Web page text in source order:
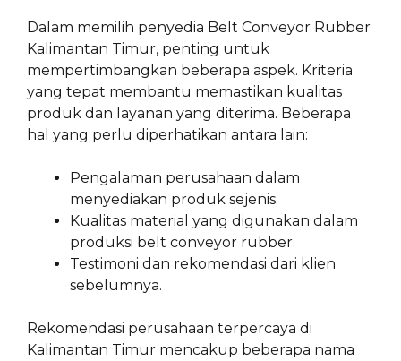
Dalam memilih penyedia Belt Conveyor Rubber
Kalimantan Timur, penting untuk
mempertimbangkan beberapa aspek. Kriteria
yang tepat membantu memastikan kualitas
produk dan layanan yang diterima. Beberapa
hal yang perlu diperhatikan antara lain:
Pengalaman perusahaan dalam
menyediakan produk sejenis.
Kualitas material yang digunakan dalam
produksi belt conveyor rubber.
Testimoni dan rekomendasi dari klien
sebelumnya.
Rekomendasi perusahaan terpercaya di
Kalimantan Timur mencakup beberapa nama